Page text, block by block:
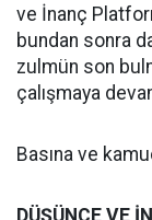
ve İnanç
bundan sonra
zulmün son
çalışmaya
Basına ve
DÜŞÜNCE VE